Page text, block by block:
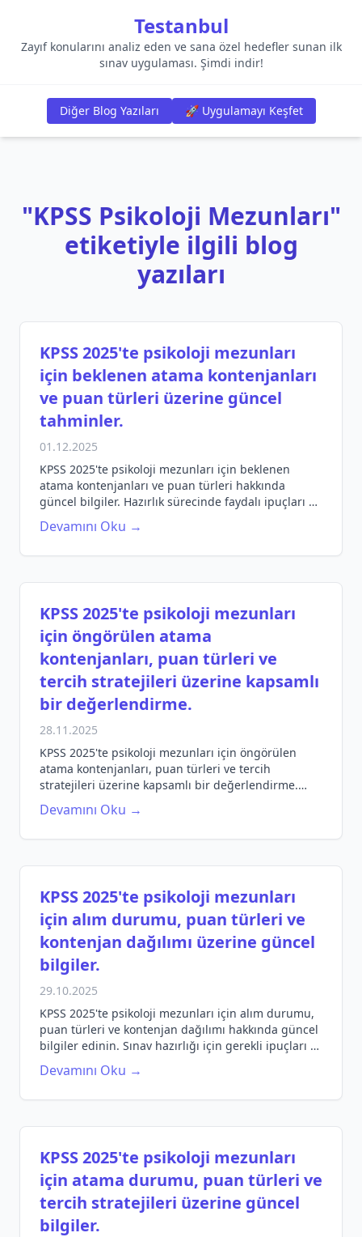
Testanbul
Zayıf konularını analiz eden ve sana özel hedefler sunan ilk
sınav uygulaması. Şimdi indir!
Diğer Blog Yazıları 🚀 Uygulamayı Keşfet
"KPSS Psikoloji Mezunları"
etiketiyle ilgili blog
yazıları
KPSS 2025'te psikoloji mezunları
için beklenen atama kontenjanları
ve puan türleri üzerine güncel
tahminler.
01.12.2025
KPSS 2025'te psikoloji mezunları için beklenen
atama kontenjanları ve puan türleri hakkında
güncel bilgiler. Hazırlık sürecinde faydalı ipuçları ve
stratejiler.
Devamını Oku →
KPSS 2025'te psikoloji mezunları
için öngörülen atama
kontenjanları, puan türleri ve
tercih stratejileri üzerine kapsamlı
bir değerlendirme.
28.11.2025
KPSS 2025'te psikoloji mezunları için öngörülen
atama kontenjanları, puan türleri ve tercih
stratejileri üzerine kapsamlı bir değerlendirme.
Hayalinizdeki kariyere adım atmak için doğru bilgi
edinin!
Devamını Oku →
KPSS 2025'te psikoloji mezunları
için alım durumu, puan türleri ve
kontenjan dağılımı üzerine güncel
bilgiler.
29.10.2025
KPSS 2025'te psikoloji mezunları için alım durumu,
puan türleri ve kontenjan dağılımı hakkında güncel
bilgiler edinin. Sınav hazırlığı için gerekli ipuçları ve
stratejiler burada!
Devamını Oku →
KPSS 2025'te psikoloji mezunları
için atama durumu, puan türleri ve
tercih stratejileri üzerine güncel
bilgiler.